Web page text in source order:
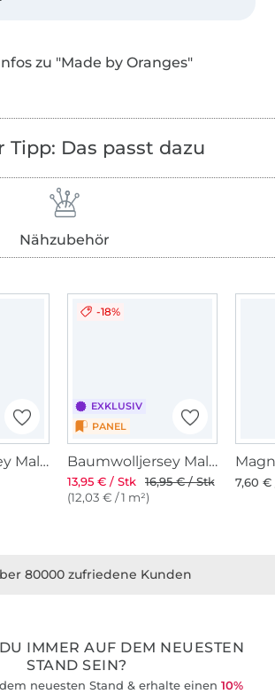
und Französisch an!
zu "Made by Oranges"
Tipp: Das passt dazu
Nähzubehör
Baumwolljersey Malomi Panel Fröhliche Schmetterlinge, dunkelblau 145 x 80cm
EXKLUSIV
PANEL
-18%
Baumwolljersey Malomi Panel Graffiti Pow How, türkis 145 x 80 cm
13,95 € / Stk
16,95 € / Stk
(12,03 € / 1 m²)
7,60 €
IMMER AUF DEM NEUESTEN
STAND SEIN?
neuesten Stand & erhalte einen 10%